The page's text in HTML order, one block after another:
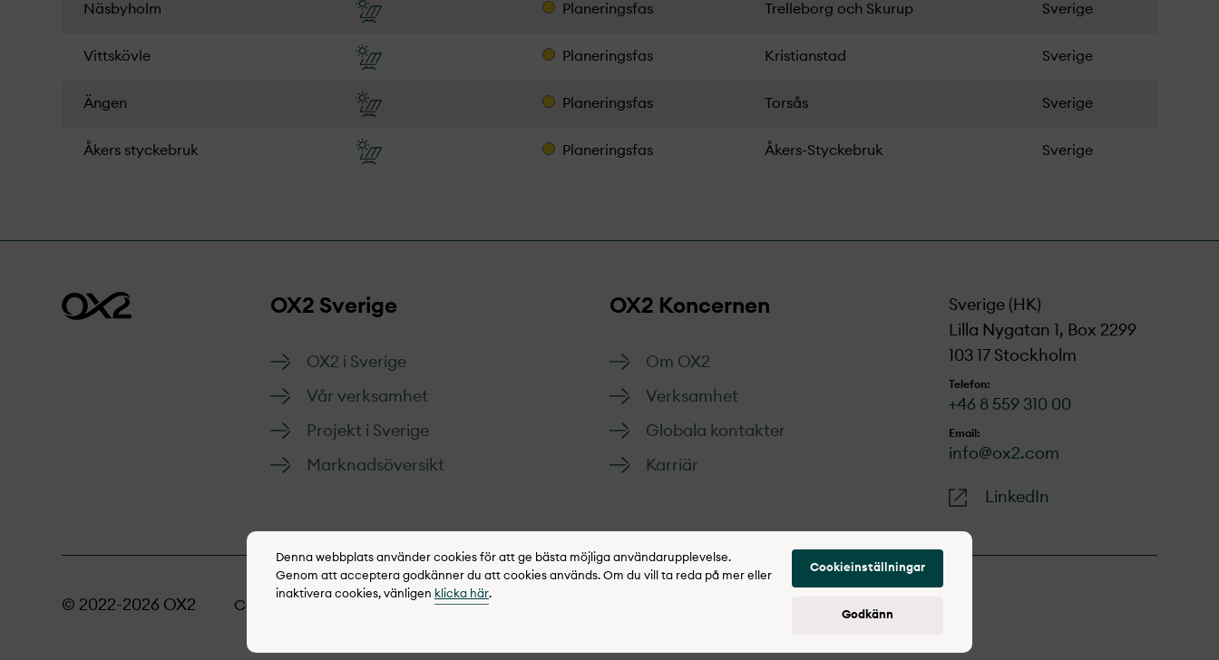
Näsbyholm Planeringsfas Trelleborg och Skurup Sverige
Vittskövle Planeringsfas Kristianstad Sverige
Ängen Planeringsfas Torsås Sverige
Åkers styckebruk Planeringsfas Åkers-Styckebruk Sverige
OX2 Sverige
OX2 i Sverige
Vår verksamhet
Projekt­ i Sverige
Marknads­översikt
OX2 Koncernen
Om OX2
Verksamhet
Globala kontakter
Karriär
Sverige (HK)
Lilla Nygatan 1, Box 2299
103 17 Stockholm
Telefon:
+46 8 559 310 00
Email:
info@ox2.com
LinkedIn
© 2022-2026 OX2 Cookie policy Integritetspolicy
Denna webbplats använder cookies för att ge bästa möjliga användarupplevelse.
Genom att acceptera godkänner du att cookies används. Om du vill ta reda på mer eller
inaktivera cookies, vänligen klicka här.
Cookieinställningar
Godkänn